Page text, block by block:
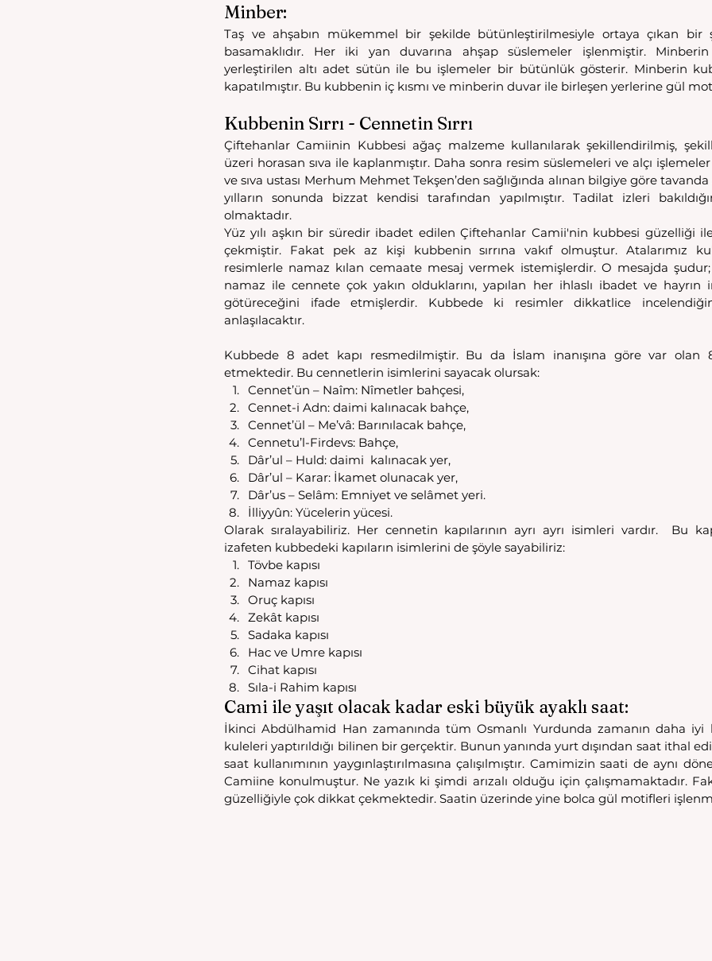
Minber:
Taş ve ahşabın mükemmel bir şekilde bütünleştirilmesiyle ortaya çıkan bir
basamaklıdır. Her iki yan duvarına ahşap süslemeler işlenmiştir.
yerleştirilen altı adet sütün ile bu işlemeler bir bütünlük gösterir. Minberin
kapatılmıştır. Bu kubbenin iç kısmı ve minberin duvar ile birleşen yerlerine gül
Kubbenin Sırrı - Cennetin Sırrı
Çiftehanlar Camiinin Kubbesi ağaç malzeme kullanılarak şekillendirilmiş,
üzeri horasan sıva ile kaplanmıştır. Daha sonra resim süslemeleri ve alçı işlemeler
ve sıva ustası Merhum Mehmet Tekşen’den sağlığında alınan bilgiye göre tavanda
yılların sonunda bizzat kendisi tarafından yapılmıştır. Tadilat izleri
olmaktadır.
Yüz yılı aşkın bir süredir ibadet edilen Çiftehanlar Camii'nin kubbesi güzelliği
çekmiştir. Fakat pek az kişi kubbenin sırrına vakıf olmuştur. Atalarımız
resimlerle namaz kılan cemaate mesaj vermek istemişlerdir. O mesajda şudur;
namaz ile cennete çok yakın olduklarını, yapılan her ihlaslı ibadet ve hayrın
götüreceğini ifade etmişlerdir. Kubbede ki resimler dikkatlice
anlaşılacaktır.
Kubbede 8 adet kapı resmedilmiştir. Bu da İslam inanışına göre var olan
etmektedir. Bu cennetlerin isimlerini sayacak olursak:
Cennet’ün – Naîm: Nîmetler bahçesi,
Cennet-i Adn: daimi kalınacak bahçe,
Cennet’ül – Me’vâ: Barınılacak bahçe,
Cennetu’l-Firdevs: Bahçe,
Dâr’ul – Huld: daimi  kalınacak yer,
Dâr’ul – Karar: İkamet olunacak yer,
Dâr’us – Selâm: Emniyet ve selâmet yeri.
İlliyyûn: Yücelerin yücesi.
Olarak sıralayabiliriz. Her cennetin kapılarının ayrı ayrı isimleri vardır.  Bu
izafeten kubbedeki kapıların isimlerini de şöyle sayabiliriz:
Tövbe kapısı
Namaz kapısı
Oruç kapısı
Zekât kapısı
Sadaka kapısı
Hac ve Umre kapısı
Cihat kapısı
Sıla-i Rahim kapısı
Cami ile yaşıt olacak kadar eski büyük ayaklı saat:
İkinci Abdülhamid Han zamanında tüm Osmanlı Yurdunda zamanın daha iyi
kuleleri yaptırıldığı bilinen bir gerçektir. Bunun yanında yurt dışından saat ithal
saat kullanımının yaygınlaştırılmasına çalışılmıştır. Camimizin saati de aynı
Camiine konulmuştur. Ne yazık ki şimdi arızalı olduğu için çalışmamaktadır.
güzelliğiyle çok dikkat çekmektedir. Saatin üzerinde yine bolca gül motifleri